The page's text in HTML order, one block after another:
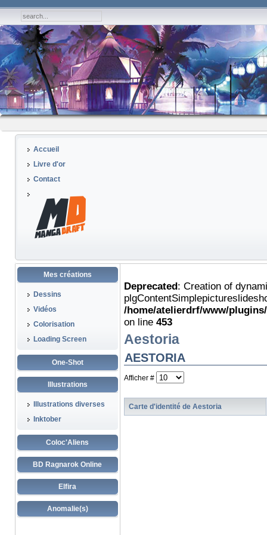
Accueil
Livre d'or
Contact
Mes créations
Dessins
Vidéos
Colorisation
Loading Screen
One-Shot
Illustrations
Illustrations diverses
Inktober
Coloc'Aliens
BD Ragnarok Online
Elfira
Anomalie(s)
Deprecated: Creation of
/home/atelierdrf/www/
on line 453
Aestoria
AESTORIA
Afficher #
Carte d'identité de Aestoria